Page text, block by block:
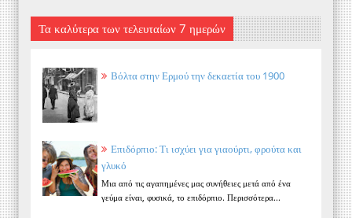
Τα καλύτερα των τελευταίων 7 ημερών
Βόλτα στην Ερμού την δεκαετία του 1900
Επιδόρπιο: Τι ισχύει για γιαούρτι, φρούτα και
γλυκό
Μια από τις αγαπημένες μας συνήθειες μετά από ένα
γεύμα είναι, φυσικά, το επιδόρπιο. Περισσότερα...